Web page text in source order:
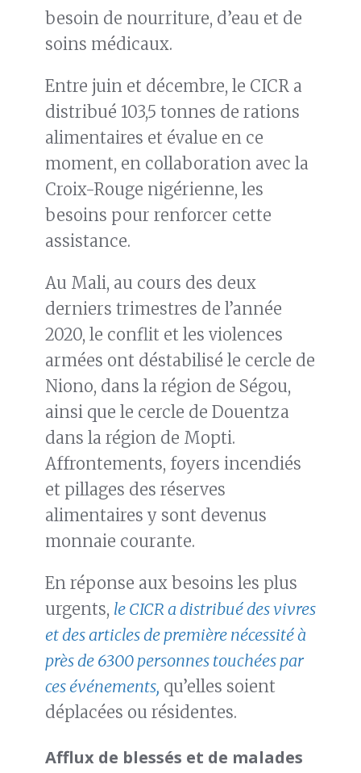
besoin de nourriture, d’eau et de
soins médicaux.
Entre juin et décembre, le CICR a
distribué 103,5 tonnes de rations
alimentaires et évalue en ce
moment, en collaboration avec la
Croix-Rouge nigérienne, les
besoins pour renforcer cette
assistance.
Au Mali, au cours des deux
derniers trimestres de l’année
2020, le conflit et les violences
armées ont déstabilisé le cercle de
Niono, dans la région de Ségou,
ainsi que le cercle de Douentza
dans la région de Mopti.
Affrontements, foyers incendiés
et pillages des réserves
alimentaires y sont devenus
monnaie courante.
En réponse aux besoins les plus
urgents, le CICR a distribué des vivres
et des articles de première nécessité à
près de 6300 personnes touchées par
ces événements, qu’elles soient
déplacées ou résidentes.
Afflux de blessés et de malades